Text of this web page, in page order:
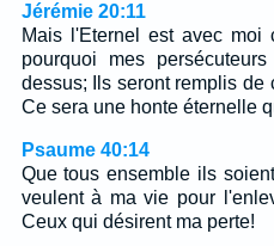
Jérémie 20:11
Mais l'Eternel est avec moi
pourquoi mes
dessus; Ils seront remplis de
Ce sera une honte éternelle
Psaume 40:14
Que tous ensemble ils
veulent à ma vie pour
Ceux qui désirent ma perte!